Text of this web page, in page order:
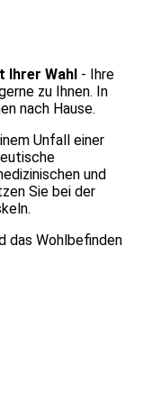
Ihrer Wahl - Ihre
zu Ihnen. In
nach Hause.
Unfall einer
und
Sie bei der
das Wohlbefinden